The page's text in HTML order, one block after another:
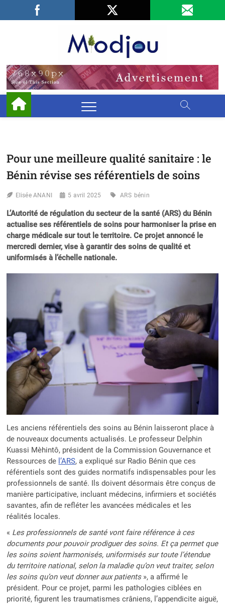
Facebook
LinkedIn
Pour une meilleure qualité sanitaire : le
Bénin révise ses référentiels de soins
Elisée ANANI 5 avril 2025 ARS bénin
L’Autorité de régulation du secteur de la santé (ARS) du Bénin
actualise ses référentiels de soins pour harmoniser la prise en
charge médicale sur tout le territoire. Ce projet annoncé le
mercredi dernier, vise à garantir des soins de qualité et
uniformisés à l’échelle nationale.
Les anciens référentiels des soins au Bénin laisseront place à
de nouveaux documents actualisés. Le professeur Delphin
Kuassi Mèhintô, président de la Commission Gouvernance et
Ressources de l’ARS, a expliqué sur Radio Bénin que ces
référentiels sont des guides normatifs indispensables pour les
professionnels de santé. Ils doivent désormais être conçus de
manière participative, incluant médecins, infirmiers et sociétés
savantes, afin de refléter les avancées médicales et les
réalités locales.
« Les professionnels de santé vont faire référence à ces
documents pour pouvoir prodiguer des soins. Et ça permet que
les soins soient harmonisés, uniformisés sur toute l’étendue
du territoire national, selon la maladie qu’on veut traiter, selon
les soins qu’on veut donner aux patients », a affirmé le
président. Pour ce projet, parmi les pathologies ciblées en
priorité, figurent les traumatismes crâniens, l’appendicite aiguë,